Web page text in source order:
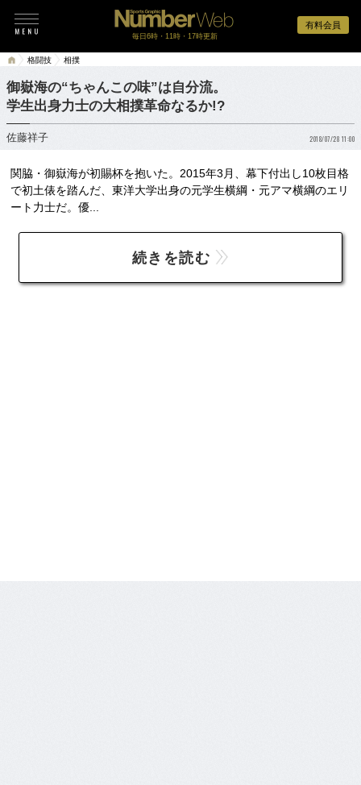
有料会員
毎日6時・11時・17時更新
格闘技 相撲
御嶽海の“ちゃんこの味”は自分流。
学生出身力士の大相撲革命なるか!?
佐藤祥子 2018/07/28 11:00
関脇・御嶽海が初賜杯を抱いた。2015年3月、幕下付出し10枚目格
で初土俵を踏んだ、東洋大学出身の元学生横綱・元アマ横綱のエリ
ート力士だ。優...
続きを読む